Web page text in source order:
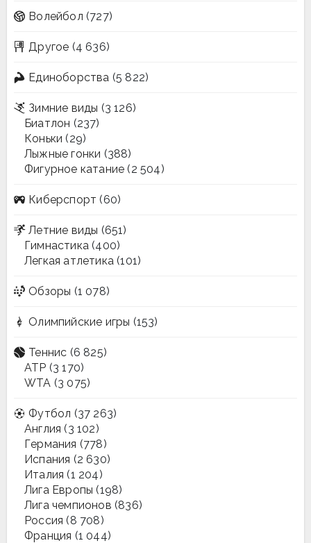
Волейбол (727)
Другое (4 636)
Единоборства (5 822)
Зимние виды (3 126)
Биатлон (237)
Коньки (29)
Лыжные гонки (388)
Фигурное катание (2 504)
Киберспорт (60)
Летние виды (651)
Гимнастика (400)
Легкая атлетика (101)
Обзоры (1 078)
Олимпийские игры (153)
Теннис (6 825)
ATP (3 170)
WTA (3 075)
Футбол (37 263)
Англия (3 102)
Германия (778)
Испания (2 630)
Италия (1 204)
Лига Европы (198)
Лига чемпионов (836)
Россия (8 708)
Франция (1 044)